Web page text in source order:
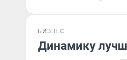
БИЗНЕС
Динамику